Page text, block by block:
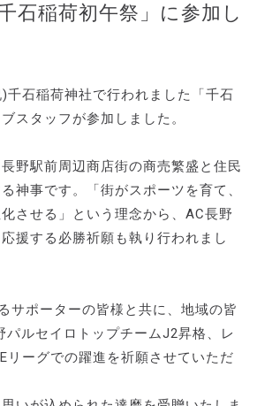
石稲荷初午祭」に参加し
千石稲荷神社で行われました「千石
スタッフが参加しました。
野駅前周辺商店街の商売繁盛と住民
神事です。「街がスポーツを育て、
させる」という理念から、AC長野
援する必勝祈願も執り行われまし
サポーターの皆様と共に、地域の皆
パルセイロトップチームJ2昇格、レ
リーグでの躍進を祈願させていただ